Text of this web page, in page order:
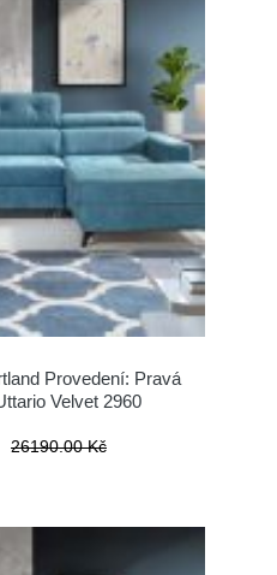
Provedení: Pravá
Velvet 2960
26190.00 Kč